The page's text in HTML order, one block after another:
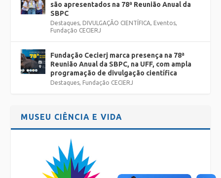
são apresentados na 78ª Reunião Anual da
SBPC
Destaques, DIVULGAÇÃO CIENTÍFICA, Eventos,
Fundação CECIERJ
Fundação Cecierj marca presença na 78ª
Reunião Anual da SBPC, na UFF, com ampla
programação de divulgação científica
Destaques, Fundação CECIERJ
MUSEU CIÊNCIA E VIDA